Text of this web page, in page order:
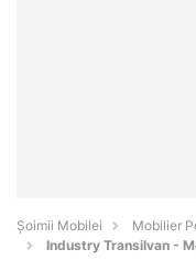
Șoimii Mobilei
Mobilier
Industry Transilvan -